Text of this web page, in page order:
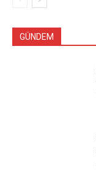
GÜNDEM